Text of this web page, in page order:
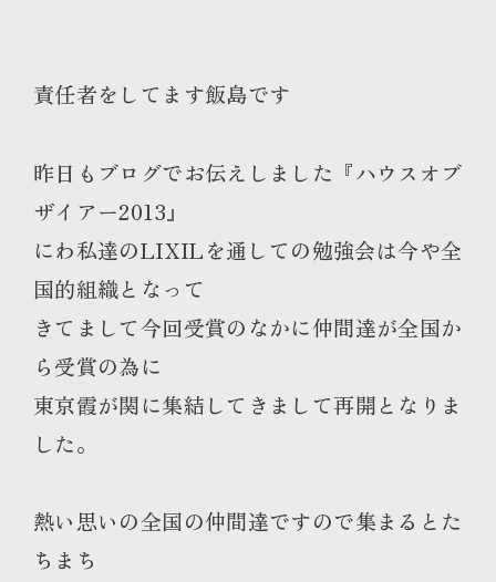
責任者をしてます飯島です
昨日もブログでお伝えしました『ハウスオブ
ザイアー2013』
にわ私達のLIXILを通しての勉強会は今や全
国的組織となって
きてまして今回受賞のなかに仲間達が全国か
ら受賞の為に
東京霞が関に集結してきまして再開となりま
した。
熱い思いの全国の仲間達ですので集まるとた
ちまち